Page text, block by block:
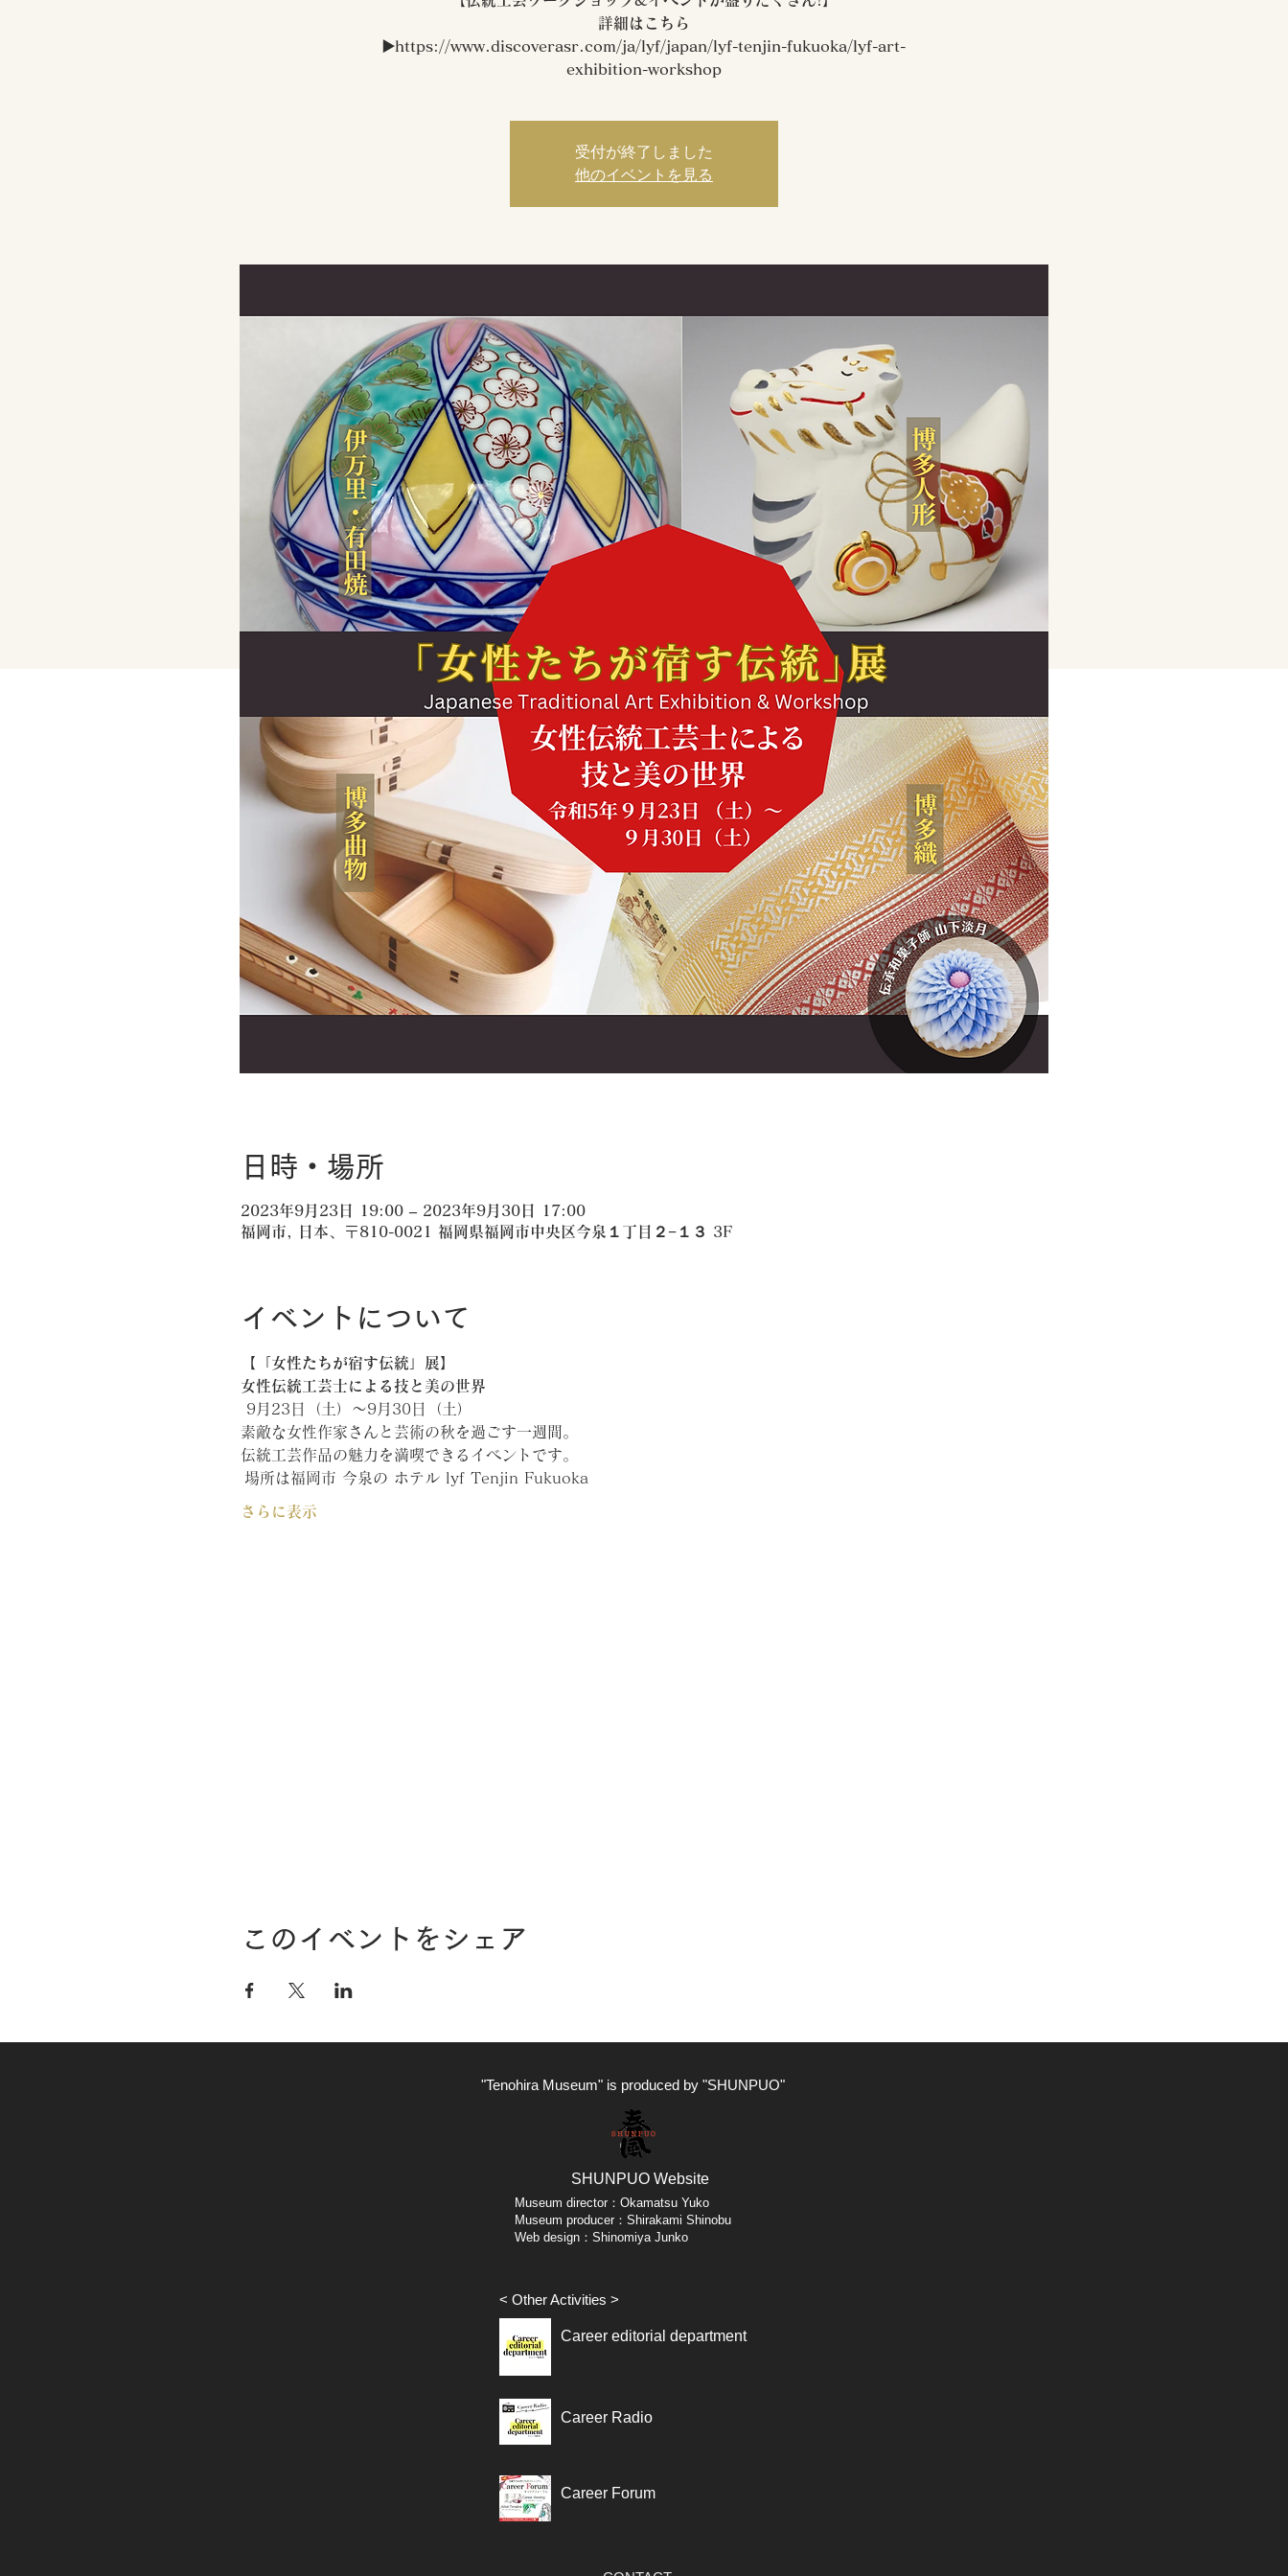
詳細はこちら
▶️https://www.discoverasr.com/ja/lyf/japan/lyf-tenjin-fukuoka/lyf-art-
exhibition-workshop
受付が終了しました
他のイベントを見る
日時・場所
2023年9月23日 19:00 – 2023年9月30日 17:00
福岡市, 日本、〒810-0021 福岡県福岡市中央区今泉１丁目２−１３ 3F
イベントについて
【「女性たちが宿す伝統」展】
女性伝統工芸士による技と美の世界
9月23日（土）〜9月30日（土）
素敵な女性作家さんと芸術の秋を過ごす一週間。
伝統工芸作品の魅力を満喫できるイベントです。
場所は福岡市 今泉の ホテル lyf Tenjin Fukuoka
さらに表示
このイベントをシェア
"Tenohira Museum" is produced by "SHUNPUO"
SHUNPUO Website
Museum director：Okamatsu Yuko
Museum producer： Shirakami Shinobu
​Web design： Shinomiya Junko
< Other Activities >
Career editorial department
Career Radio
Career Forum